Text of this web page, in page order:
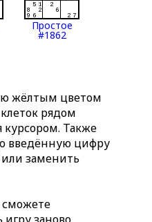
Простое
#1862
жёлтым цветом
рядом
Также
введённую цифру
заменить
сможете